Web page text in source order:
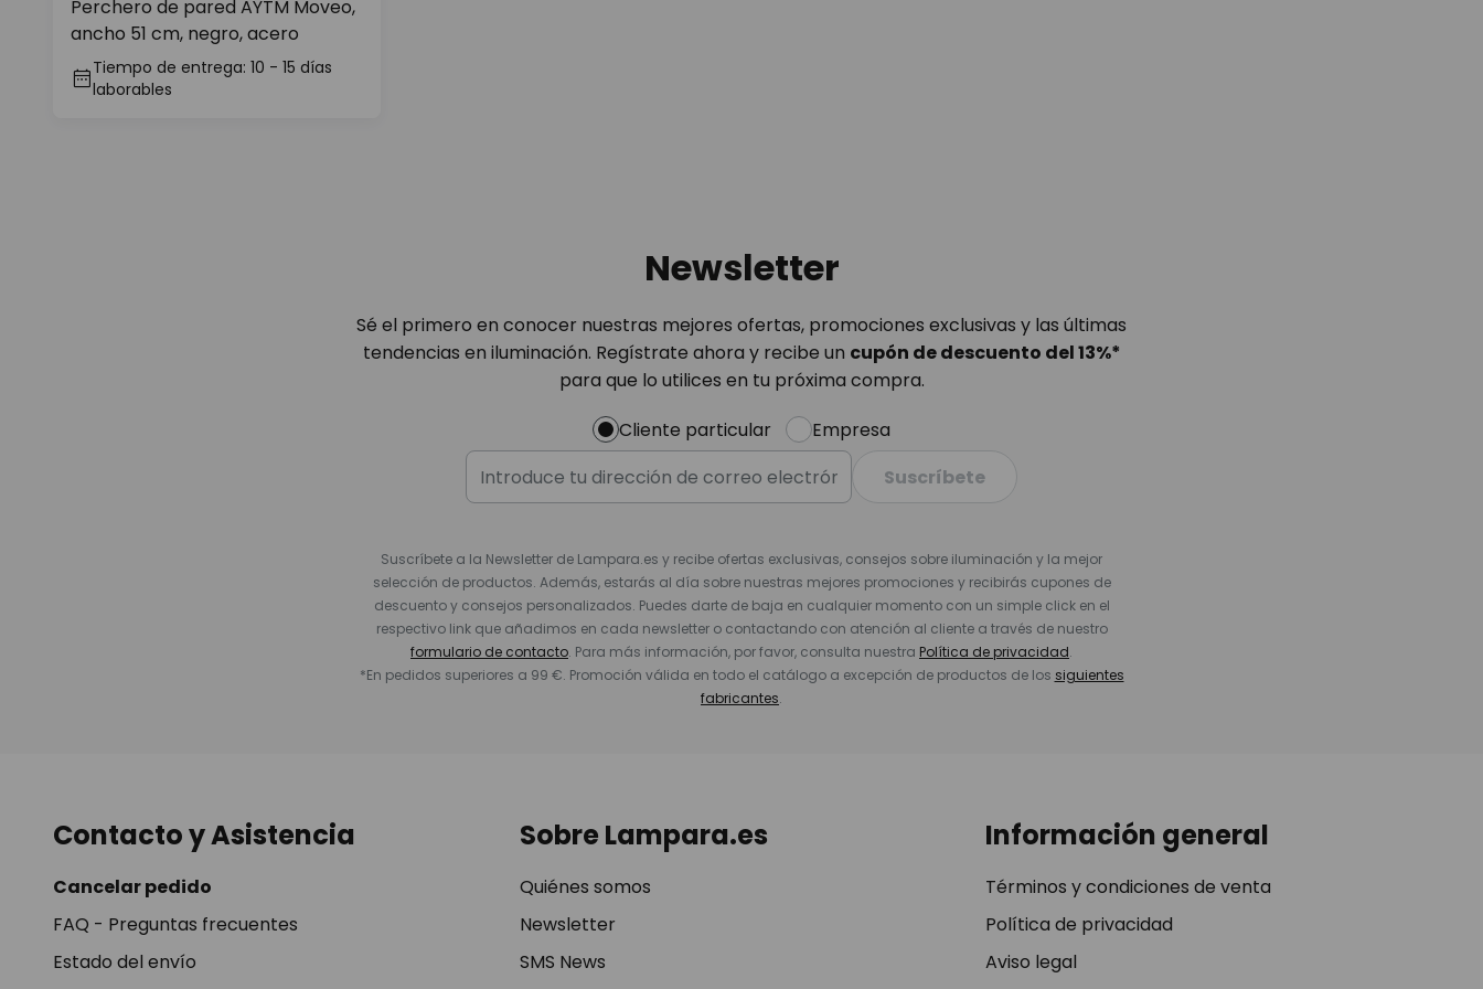
Perchero de pared AYTM Moveo,
ancho 51 cm, negro, acero
Tiempo de entrega: 10 - 15 días
laborables
Newsletter
Sé el primero en conocer nuestras mejores ofertas, promociones exclusivas y las últimas
tendencias en iluminación. Regístrate ahora y recibe un cupón de descuento del13%*
para que lo utilices en tu próxima compra.
Cliente particular
Empresa
Suscríbete
Suscríbete a la Newsletter de Lampara.es y recibe ofertas exclusivas, consejos sobre iluminación y la mejor
selección de productos. Además, estarás al día sobre nuestras mejores promociones y recibirás cupones de
descuento y consejos personalizados. Puedes darte de baja en cualquier momento con un simple click en el
respectivo link que añadimos en cada newsletter o contactando con atención al cliente a través de nuestro
formulario de contacto. Para más información, por favor, consulta nuestra Política de privacidad.
*En pedidos superiores a 99 €. Promoción válida en todo el catálogo a excepción de productos de los siguientes
fabricantes.
Contacto y Asistencia
Cancelar pedido
FAQ - Preguntas frecuentes
Estado del envío
Sobre Lampara.es
Quiénes somos
Newsletter
SMS News
Información general
Términos y condiciones de venta
Política de privacidad
Aviso legal